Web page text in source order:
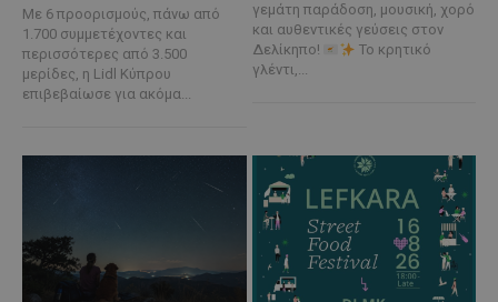
Με 6 προορισμούς, πάνω από
1.700 συμμετέχοντες και
περισσότερες από 3.500
μερίδες, η Lidl Κύπρου
επιβεβαίωσε για ακόμα...
γεμάτη παράδοση, μουσική, χορό
και αυθεντικές γεύσεις στον
Δελίκηπο!
Το κρητικό
γλέντι,...